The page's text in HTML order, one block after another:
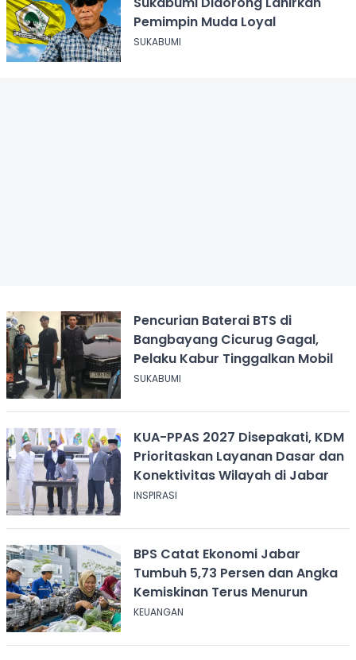
Pemimpin Muda Loyal
SUKABUMI
Pencurian Baterai BTS di
Bangbayang Cicurug Gagal,
Pelaku Kabur Tinggalkan Mobil
SUKABUMI
KUA-PPAS 2027 Disepakati, KDM
Prioritaskan Layanan Dasar dan
Konektivitas Wilayah di Jabar
INSPIRASI
BPS Catat Ekonomi Jabar
Tumbuh 5,73 Persen dan Angka
Kemiskinan Terus Menurun
KEUANGAN